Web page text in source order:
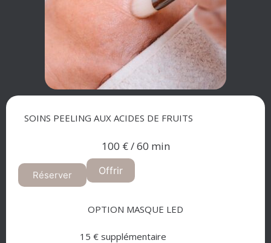
SOINS PEELING AUX ACIDES DE FRUITS​
100 € / 60 min
Réserver Offrir
OPTION MASQUE LED
15 € supplémentaire